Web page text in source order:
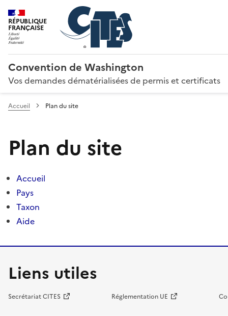
RÉPUBLIQUE
FRANÇAISE
Convention de Washington
Vos demandes dématérialisées de permis et certificats
Accueil Plan du site
Plan du site
Accueil
Pays
Taxon
Aide
Liens utiles
Secrétariat CITES Réglementation UE